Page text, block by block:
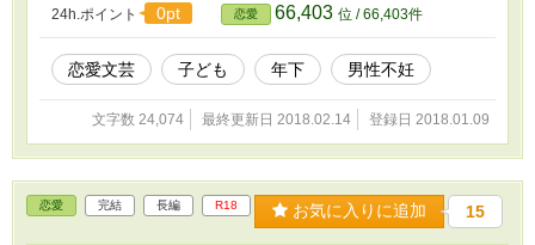
24h.ポイント 0pt 恋愛 66,403 位 / 66,403件
恋愛文芸 子ども 年下 男性不妊
文字数 24,074 最終更新日 2018.02.14 登録日 2018.01.09
恋愛 完結 長編 R18 お気に入りに追加 15